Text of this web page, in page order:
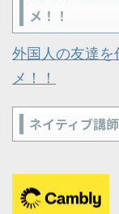
メ！！
外国人の友達を
メ！！
ネイティブ講